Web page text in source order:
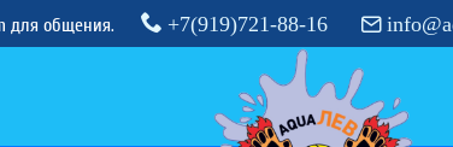
для общения. +7(919)721-88-16